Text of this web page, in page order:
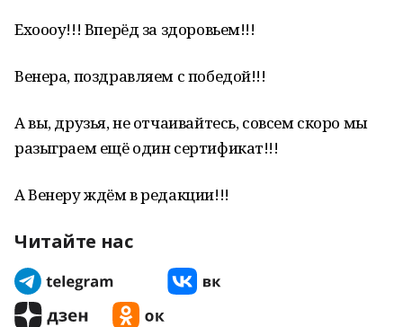
Ехоооу!!! Вперёд за здоровьем!!!
Венера, поздравляем с победой!!!
А вы, друзья, не отчаивайтесь, совсем скоро мы
разыграем ещё один сертификат!!!
А Венеру ждём в редакции!!!
Читайте нас